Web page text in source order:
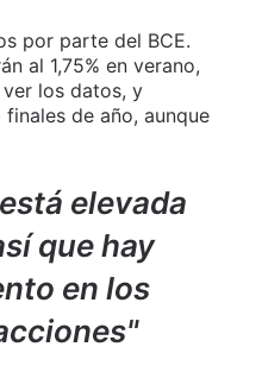
por parte del BCE.
al 1,75% en verano,
los datos, y
de año, aunque
elevada
que hay
en los